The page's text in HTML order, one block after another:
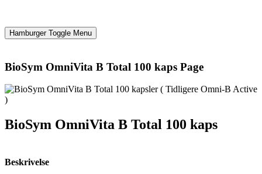
Hamburger Toggle Menu
BioSym OmniVita B Total 100 kaps Page
BioSym OmniVita B Total 100 kaps
Beskrivelse